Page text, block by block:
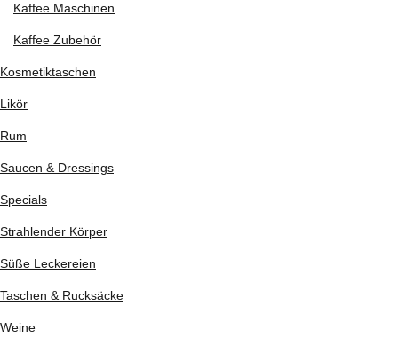
Kaffee Maschinen
Kaffee Zubehör
Kosmetiktaschen
Likör
Rum
Saucen & Dressings
Specials
Strahlender Körper
Süße Leckereien
Taschen & Rucksäcke
Weine